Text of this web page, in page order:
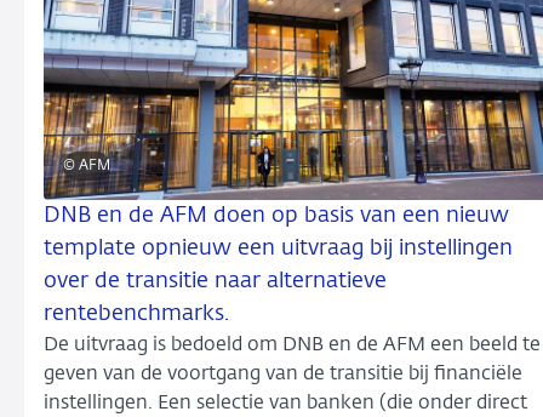
© AFM
DNB en de AFM doen op basis van een nieuw
template opnieuw een uitvraag bij instellingen
over de transitie naar alternatieve
rentebenchmarks.
De uitvraag is bedoeld om DNB en de AFM een beeld te
geven van de voortgang van de transitie bij financiële
instellingen. Een selectie van banken (die onder direct